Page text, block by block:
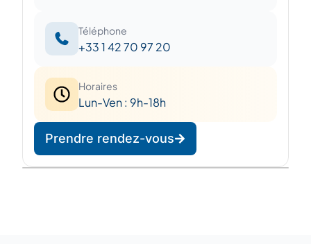
Téléphone
+33 1 42 70 97 20
Horaires
Lun-Ven : 9h-18h
Prendre rendez-vous